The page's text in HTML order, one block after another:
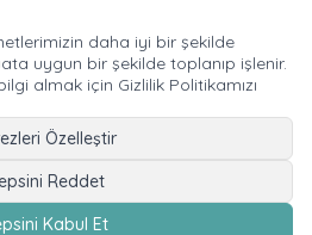
Ticaret A.Ş. Tüm Hakları Saklıdır.
daha iyi bir şekilde
uygun bir şekilde toplanıp işlenir.
almak için Gizlilik Politikamızı
Özelleştir
Reddet
Kabul Et